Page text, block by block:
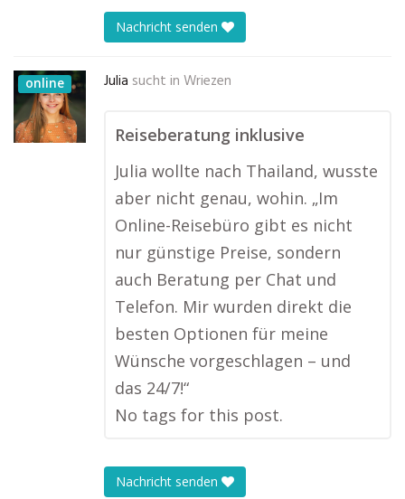
Nachricht senden
online Julia sucht in Wriezen
Reiseberatung inklusive
Julia wollte nach Thailand, wusste
aber nicht genau, wohin. „Im
Online-Reisebüro gibt es nicht
nur günstige Preise, sondern
auch Beratung per Chat und
Telefon. Mir wurden direkt die
besten Optionen für meine
Wünsche vorgeschlagen – und
das 24/7!“
No tags for this post.
Nachricht senden